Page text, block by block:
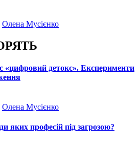
Олена Мусієнко
«цифровий детокс». Експерименти
Олена Мусієнко
яких професій під загрозою?